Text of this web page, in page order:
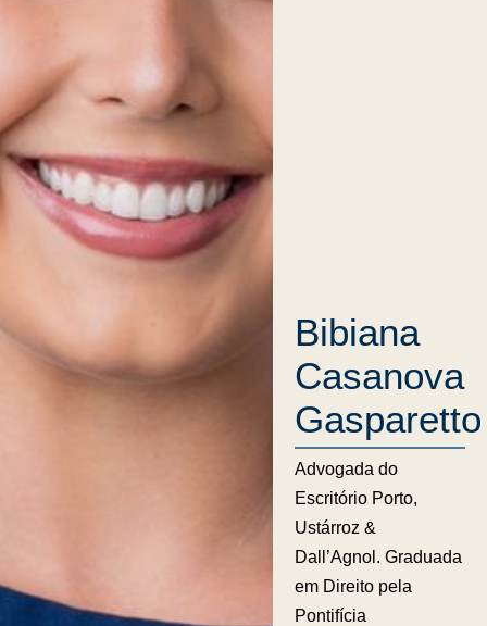
Bibiana
Casanova
Gasparetto
Advogada do
Escritório Porto,
Ustárroz &
Dall’Agnol. Graduada
em Direito pela
Pontifícia